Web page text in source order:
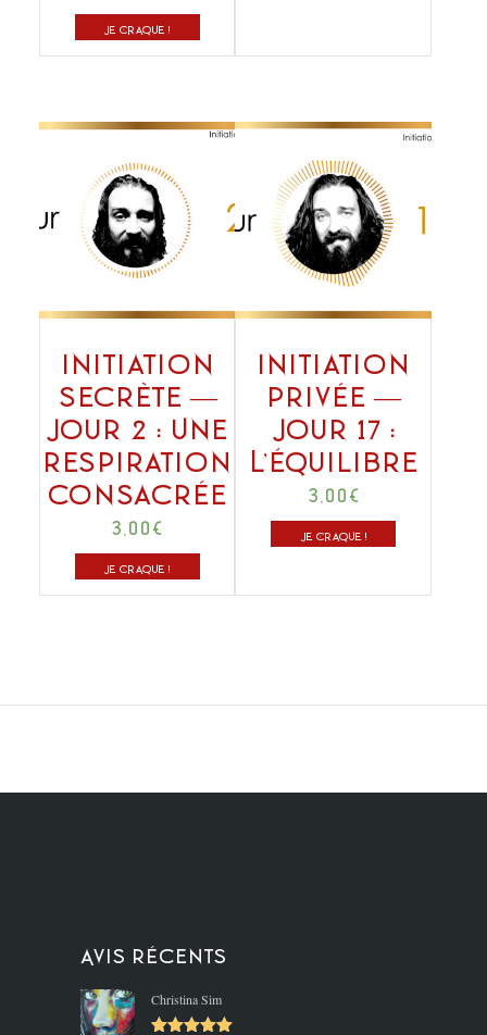
JE CRAQUE !
Initiation
secrète —
Jour 2 : Une
respiration
consacrée
3,00 €
JE CRAQUE !
Initiation
privée —
Jour 17 :
L’équilibre
3,00 €
JE CRAQUE !
Avis récents
Christina Sim